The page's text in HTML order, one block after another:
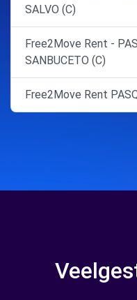
SALVO (C)
Free2Move Rent -
SANBUCETO (C)
Free2Move Rent